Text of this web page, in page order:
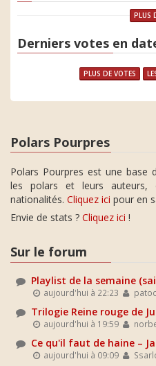
PLUS
Derniers votes en
PLUS DE VOTES
Polars Pourpres
Polars Pourpres est une base
les polars et leurs
nationalités. Cliquez ici pour en
Envie de stats ? Cliquez ici !
Sur le forum
Playlist de la semaine
aujourd'hui à 22:23
Trilogie Reine rouge de
aujourd'hui à 19:59
Ce qu'il faut de haine –
aujourd'hui à 09:09